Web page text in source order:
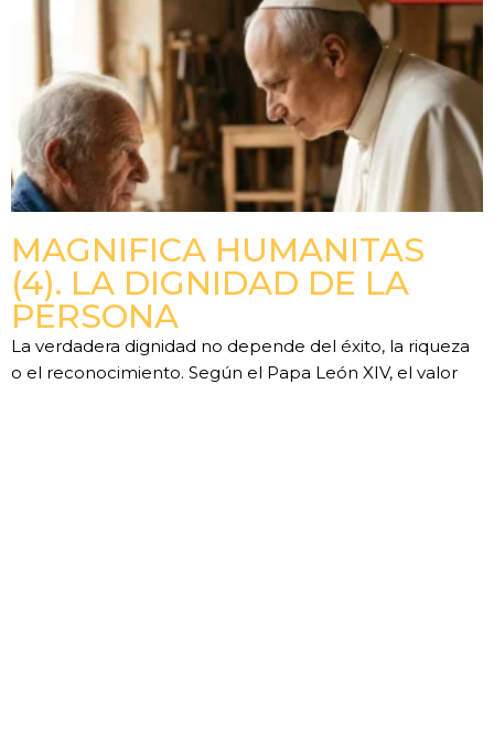
MAGNIFICA HUMANITAS
(4). LA DIGNIDAD DE LA
PERSONA
La verdadera dignidad no depende del éxito, la riqueza
o el reconocimiento. Según el Papa León XIV, el valor